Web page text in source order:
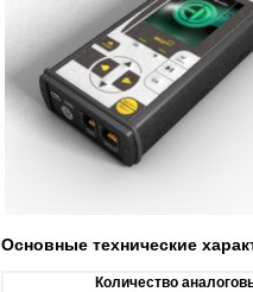
Основные технические
Количество